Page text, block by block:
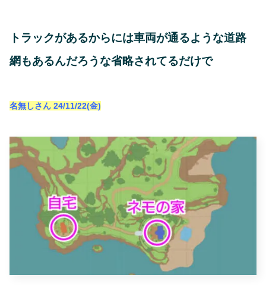
トラックがあるからには車両が通るような道路
網もあるんだろうな省略されてるだけで
名無しさん 24/11/22(金)